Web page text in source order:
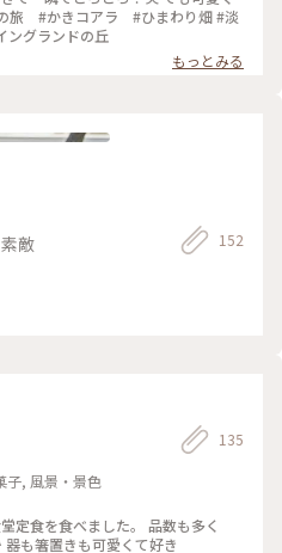
グランドの丘
もっとみる
敵 152
子, 風景・景色
135
も箸置きも可愛くて好き